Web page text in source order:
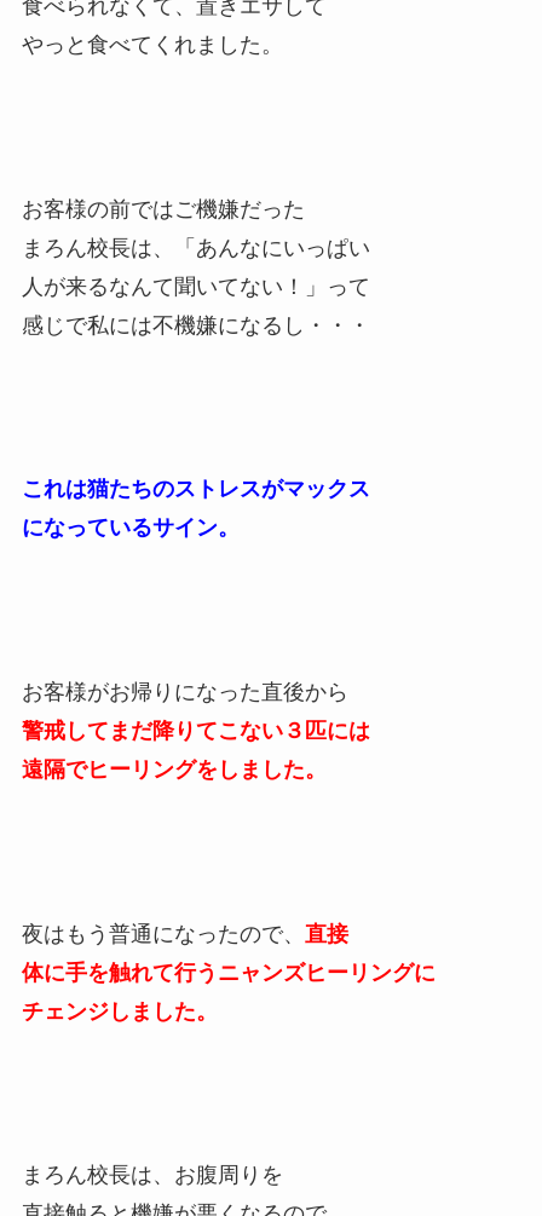
食べられなくて、置きエサして
やっと食べてくれました。
お客様の前ではご機嫌だった
まろん校長は、「あんなにいっぱい
人が来るなんて聞いてない！」って
感じで私には不機嫌になるし・・・
これは猫たちのストレスがマックス
になっているサイン。
お客様がお帰りになった直後から
警戒してまだ降りてこない３匹には
遠隔でヒーリングをしました。
夜はもう普通になったので、 直接
体に手を触れて行うニャンズヒーリングに
チェンジしました。
まろん校長は、お腹周りを